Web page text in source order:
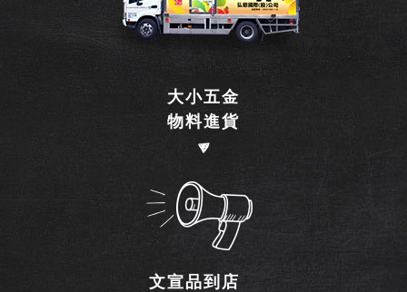
大小五金
物料進貨
文宣品到店